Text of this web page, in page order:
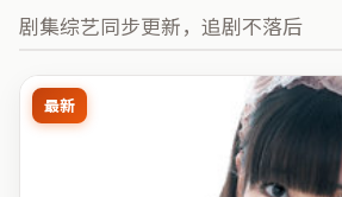
剧集综艺同步更新，追剧不落后
最新